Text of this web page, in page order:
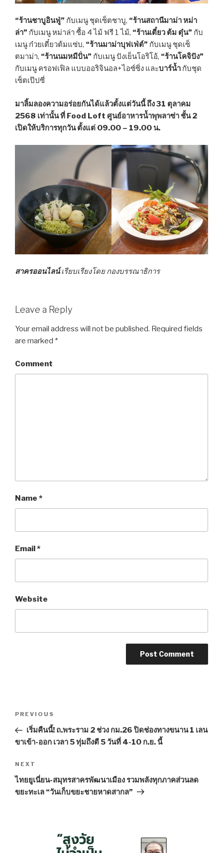
“ร้านชาบูอินฟู่” กับเมนู ชุดเซ็ตชาบู, “ร้านสถานีมาม่า หม่า
ล่า” กับเมนู หม่าล่า ซื้อ 4 ไม้ ฟรี 1 ไม้, “ร้านเตี๋ยว ต้ม ตุ๋น” กับ
เมนู ก๋วยเตี๋ยวต้มแซ่บ, “ร้านมาม่าบุฟเฟ่ต์” กับเมนู ชุดเซ็
ตมาม่า, “ร้านนมหมีปั่น” กับเมนู ปังเย็นโอริโอ้, “ร้านโคจิปัง”
กับเมนู ครอฟเฟิล แบบออริจินอล+ไอซ์ซิ่ง และบาร์น้ำ กับชุด
เซ็ตเป๊ปซี่
มาลิ้มลองความอร่อยกันได้แล้วตั้งแต่วันนี้ ถึง 31 ตุลาคม
2568 เท่านั้น ที่ Food Loft ศูนย์อาหารน้ำพุพลาซ่า ชั้น 2
เปิดให้บริการทุกวัน ตั้งแต่ 09.00 – 19.00 น.
สาครออนไลน์เรียบเรียงโดย กองบรรณาธิการ
Leave a Reply
Your email address will not be published. Required fields
are marked *
Comment
Name *
Email*
Website
Post
navigation
Previous
Post
PREVIOUS
เริ่มคืนนี้! ถ.พระราม 2 ช่วง กม.26 ปิดช่องทางขนาน 1 เลน
ขาเข้า-ออก เวลา 5 ทุ่มถึงตี 5 วันที่ 4-10 ก.ย. นี้
Next
Post
NEXT
ไทยยูเนี่ยน-สมุทรสาครพัฒนาเมือง รวมพลังทุกภาคส่วนลด
ขยะทะเล “วันเก็บขยะชายหาดสากล”